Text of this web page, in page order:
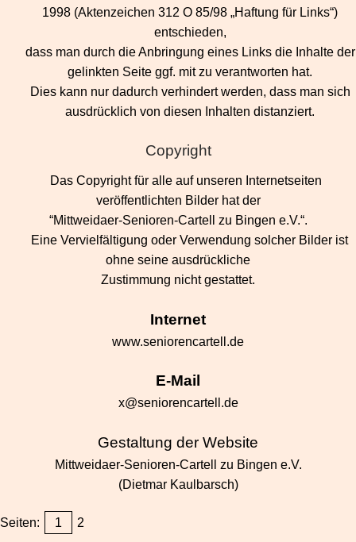
1998 (Aktenzeichen 312 O 85/98 „Haftung für Links“)
entschieden,
dass man durch die Anbringung eines Links die Inhalte der
gelinkten Seite ggf. mit zu verantworten hat.
Dies kann nur dadurch verhindert werden, dass man sich
ausdrücklich von diesen Inhalten distanziert.
Copyright
Das Copyright für alle auf unseren Internetseiten
veröffentlichten Bilder hat der
­“Mittweidaer-Senioren-Cartell zu Bingen e.V.“.
Eine Vervielfältigung oder Verwendung solcher Bilder ist
ohne seine ausdrückliche
Zustimmung nicht gestattet.
Internet
www.seniorencartell.de
E-Mail
x@seniorencartell.de
Gestaltung der Website
Mittweidaer-Senioren-Cartell zu Bingen e.V.
(Dietmar Kaulbarsch)
Seiten: 1 2